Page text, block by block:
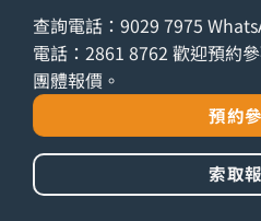
查詢電話： 9029 7975
電話： 2861 8762 歡迎預約
團體報價。
預約
索取